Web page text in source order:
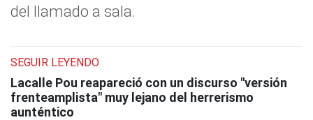
del llamado a sala.
SEGUIR LEYENDO
Lacalle Pou reapareció con un discurso "versión
frenteamplista" muy lejano del herrerismo
aunténtico